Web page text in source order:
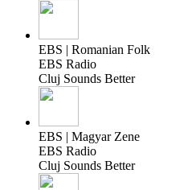
EBS | Romanian Folk
EBS Radio
Cluj Sounds Better
EBS | Magyar Zene
EBS Radio
Cluj Sounds Better